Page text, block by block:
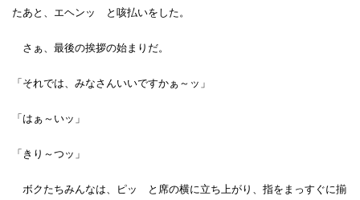
たあと、エヘンッ と咳払いをした。
さぁ、最後の挨拶の始まりだ。
「それでは、みなさんいいですかぁ～ッ」
「はぁ～いッ」
「きり～つッ」
ボクたちみんなは、ピッ と席の横に立ち上がり、指をまっすぐに揃